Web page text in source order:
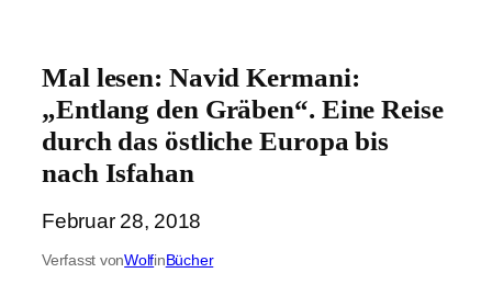
Mal lesen: Navid Kermani:
„Entlang den Gräben“. Eine Reise
durch das östliche Europa bis
nach Isfahan
Februar 28, 2018
Verfasst vonWolfinBücher